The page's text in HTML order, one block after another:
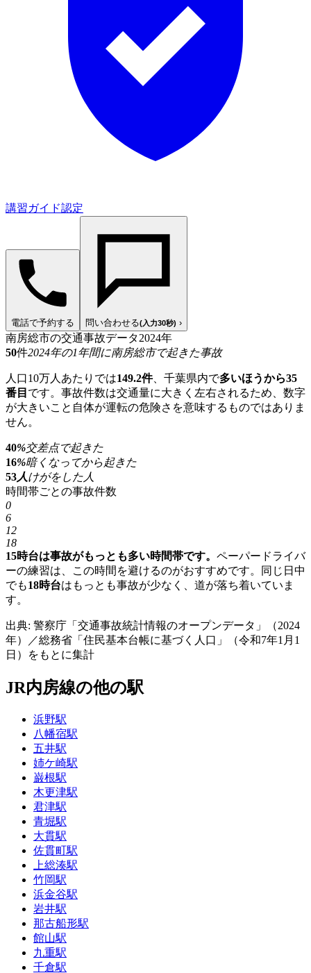
講習ガイド認定
電話で予約する 問い合わせる(入力30秒) ›
南房総市の交通事故データ2024年
50件2024年の1年間に南房総市で起きた事故
人口10万人あたりでは149.2件、千葉県内で多いほうから35
番目 です。事故件数は交通量に大きく左右されるため、数字
が大きいこと自体が運転の危険さを意味するものではありま
せん。
40%交差点で起きた
16%暗くなってから起きた
53人けがをした人
時間帯ごとの事故件数
0
6
12
18
15時台は事故がもっとも多い時間帯です。 ペーパードライバ
ーの練習は、この時間を避けるのがおすすめです。同じ日中
でも18時台はもっとも事故が少なく、道が落ち着いていま
す。
出典: 警察庁「交通事故統計情報のオープンデータ」（2024
年）／総務省「住民基本台帳に基づく人口」（令和7年1月1
日）をもとに集計
JR内房線の他の駅
浜野駅
八幡宿駅
五井駅
姉ケ崎駅
巌根駅
木更津駅
君津駅
青堀駅
大貫駅
佐貫町駅
上総湊駅
竹岡駅
浜金谷駅
岩井駅
那古船形駅
館山駅
九重駅
千倉駅